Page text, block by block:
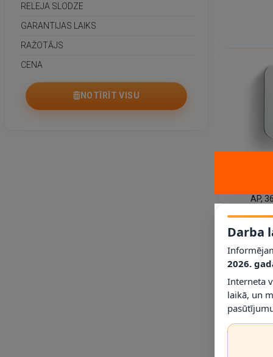
RELEJA SLODZE
GARANTIJAS LAIKS
RAŽOTĀJS
CENA
NOTĪRĪT VISU
AP,
Darba
2026.
Interneta
laikā, un